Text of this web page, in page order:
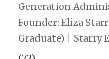
Generation
Founder: Eliza
Graduate)｜Starry